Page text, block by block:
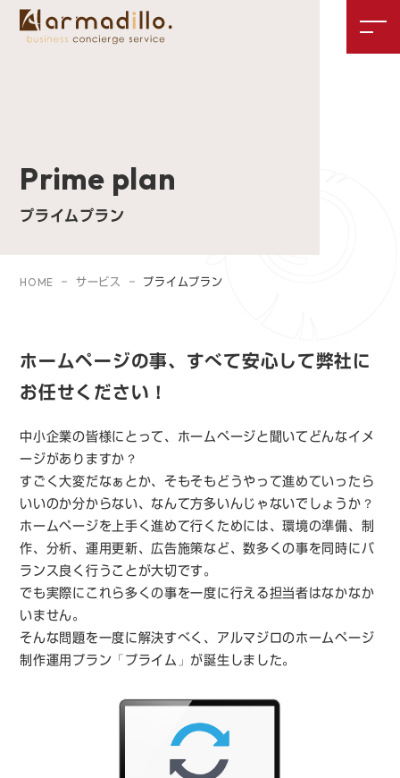
Prime plan
プライムプラン
HOME サービス プライムプラン
ホームページの事、 すべて安心して弊社に
お任せください！
中小企業の皆様にとって、ホームページと聞いてどんなイメ
ージがありますか？
すごく大変だなぁとか、そもそもどうやって進めていったら
いいのか分からない、なんて方多いんじゃないでしょうか？
ホームページを上手く進めて行くためには、環境の準備、制
作、分析、運用更新、広告施策など、数多くの事を同時にバ
ランス良く行うことが大切です。
でも実際にこれら多くの事を一度に行える担当者はなかなか
いません。
そんな問題を一度に解決すべく、アルマジロのホームページ
制作運用プラン「プライム」が誕生しました。